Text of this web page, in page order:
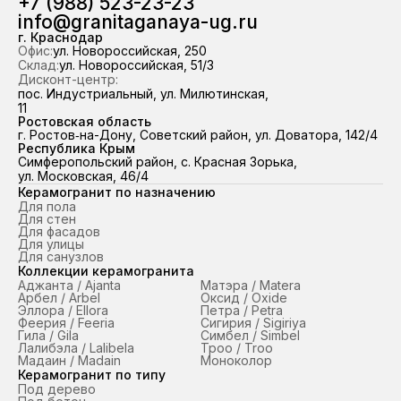
срок.
info@granitaganaya-ug.ru
г. Краснодар
Офис:ул. Новороссийская, 250
Склад:ул. Новороссийская, 51/3
Дисконт-центр:
пос. Индустриальный, ул. Милютинская,
11
Ростовская область
г. Ростов‑на-Дону, Советский район, ул. Доватора, 142/4
Республика Крым
Симферопольский район, с. Красная Зорька,
ул. Московская, 46/4
Керамогранит по назначению
Для пола
Для стен
Для фасадов
Для улицы
Для санузлов
Коллекции керамогранита
Аджанта / Ajanta
Арбел / Arbel
Эллора / Ellora
Феерия / Feeria
Гила / Gila
Лалибэла / Lalibela
Мадаин / Madain
Матэра / Matera
Оксид / Oxide
Петра / Petra
Сигирия / Sigiriya
Симбел / Simbel
Троо / Troo
Моноколор
Керамогранит по типу
Под дерево